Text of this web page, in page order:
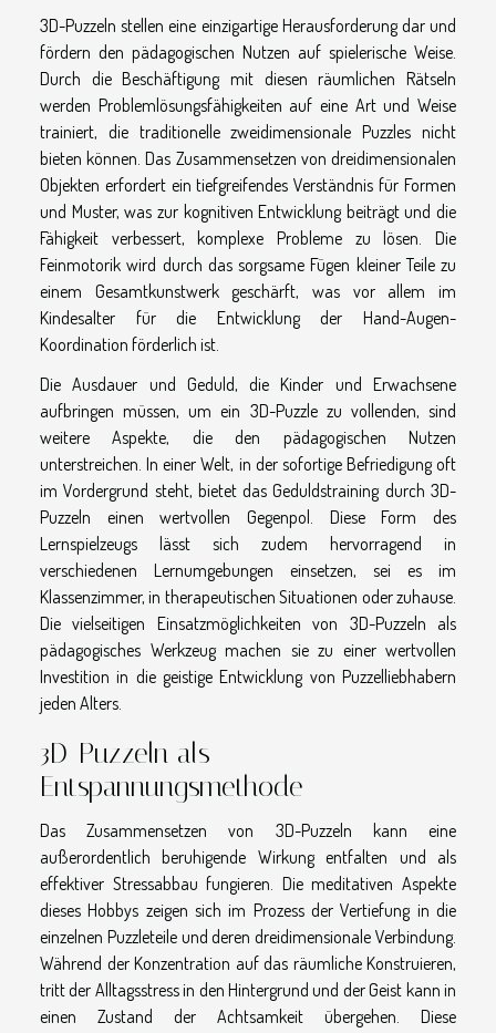
3D-Puzzeln stellen eine einzigartige Herausforderung dar und
fördern den pädagogischen Nutzen auf spielerische Weise.
Durch die Beschäftigung mit diesen räumlichen Rätseln
werden Problemlösungsfähigkeiten auf eine Art und Weise
trainiert, die traditionelle zweidimensionale Puzzles nicht
bieten können. Das Zusammensetzen von dreidimensionalen
Objekten erfordert ein tiefgreifendes Verständnis für Formen
und Muster, was zur kognitiven Entwicklung beiträgt und die
Fähigkeit verbessert, komplexe Probleme zu lösen. Die
Feinmotorik wird durch das sorgsame Fügen kleiner Teile zu
einem Gesamtkunstwerk geschärft, was vor allem im
Kindesalter für die Entwicklung der Hand-Augen-
Koordination förderlich ist.
Die Ausdauer und Geduld, die Kinder und Erwachsene
aufbringen müssen, um ein 3D-Puzzle zu vollenden, sind
weitere Aspekte, die den pädagogischen Nutzen
unterstreichen. In einer Welt, in der sofortige Befriedigung oft
im Vordergrund steht, bietet das Geduldstraining durch 3D-
Puzzeln einen wertvollen Gegenpol. Diese Form des
Lernspielzeugs lässt sich zudem hervorragend in
verschiedenen Lernumgebungen einsetzen, sei es im
Klassenzimmer, in therapeutischen Situationen oder zuhause.
Die vielseitigen Einsatzmöglichkeiten von 3D-Puzzeln als
pädagogisches Werkzeug machen sie zu einer wertvollen
Investition in die geistige Entwicklung von Puzzelliebhabern
jeden Alters.
3D-Puzzeln als
Entspannungsmethode
Das Zusammensetzen von 3D-Puzzeln kann eine
außerordentlich beruhigende Wirkung entfalten und als
effektiver Stressabbau fungieren. Die meditativen Aspekte
dieses Hobbys zeigen sich im Prozess der Vertiefung in die
einzelnen Puzzleteile und deren dreidimensionale Verbindung.
Während der Konzentration auf das räumliche Konstruieren,
tritt der Alltagsstress in den Hintergrund und der Geist kann in
einen Zustand der Achtsamkeit übergehen. Diese